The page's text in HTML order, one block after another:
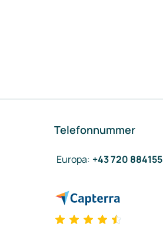
Telefonnummer
Europa: +43 720 884155